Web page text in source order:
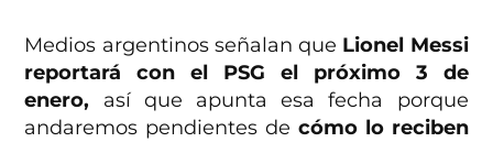
Medios argentinos señalan que Lionel Messi
reportará con el PSG el próximo 3 de
enero, así que apunta esa fecha porque
andaremos pendientes de cómo lo reciben